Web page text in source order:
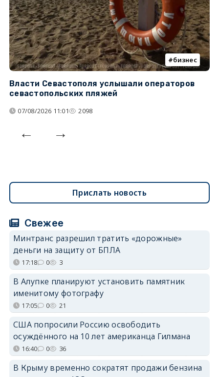
бизнес
Власти Севастополя услышали операторов
севастопольских пляжей
07/08/2026 11:01 2098
Прислать новость
Свежее
Минтранс разрешил тратить «дорожные»
деньги на защиту от БПЛА
17:18 0 3
В Алупке планируют установить памятник
именитому фотографу
17:05 0 21
США попросили Россию освободить
осуждённого на 10 лет американца Гилмана
16:40 0 36
В Крыму временно сократят продажи бензина